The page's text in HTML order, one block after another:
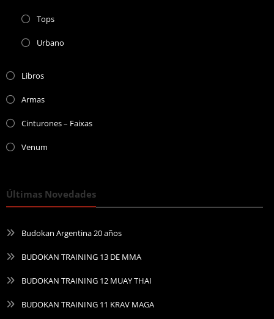
Tops
Urbano
Libros
Armas
Cinturones – Faixas
Venum
Últimas Novedades
Budokan Argentina 20 años
BUDOKAN TRAINING 13 DE MMA
BUDOKAN TRAINING 12 MUAY THAI
BUDOKAN TRAINING 11 KRAV MAGA